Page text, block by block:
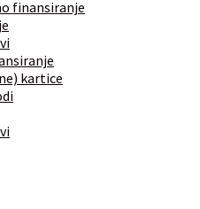
finansiranje
kartice